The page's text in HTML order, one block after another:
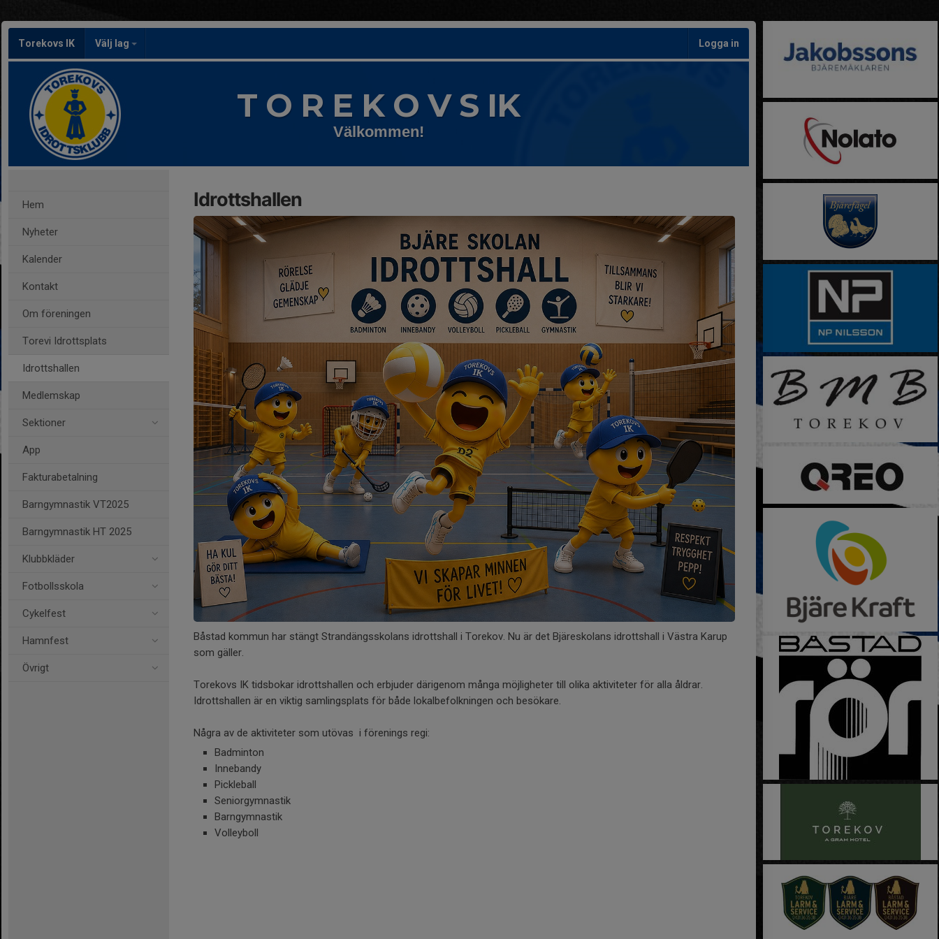
Torekovs IK Välj lag Logga in
T O R E K O V S IK
Välkommen!
Hem
Nyheter
Kalender
Kontakt
Om föreningen
Torevi Idrottsplats
Idrottshallen
Medlemskap
Sektioner
App
Fakturabetalning
Barngymnastik VT2025
Barngymnastik HT 2025
Klubbkläder
Fotbollsskola
Cykelfest
Hamnfest
Övrigt
Idrottshallen
Båstad kommun har stängt Strandängsskolans idrottshall i Torekov. Nu är det Bjäreskolans idrottshall i Västra Karup
som gäller.
Torekovs IK tidsbokar idrottshallen och erbjuder därigenom många möjligheter till olika aktiviteter för alla åldrar.
Idrottshallen är en viktig samlingsplats för både lokalbefolkningen och besökare.
Några av de aktiviteter som utövas i förenings regi:
Badminton
Innebandy
Pickleball
Seniorgymnastik
Barngymnastik
Volleyboll